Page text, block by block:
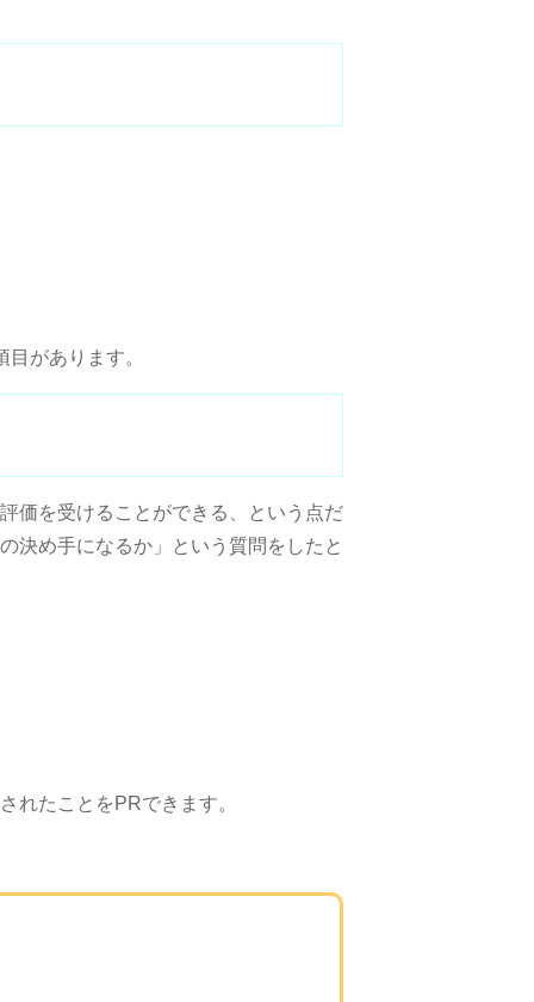
があります。
価を受けることができる、という点だ
決め手になるか」という質問をしたと
れたことをPRできます。